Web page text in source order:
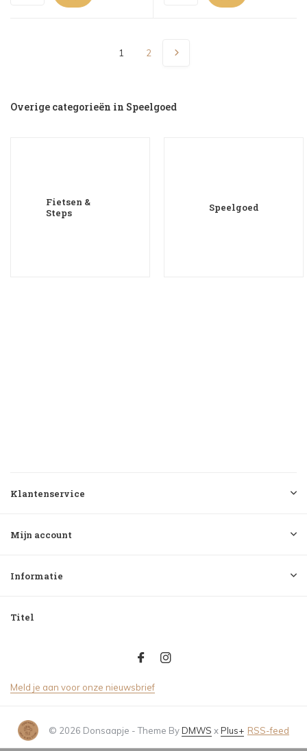
1 2
Overige categorieën in Speelgoed
Fietsen &
Steps
Speelgoed
Klantenservice
Mijn account
Informatie
Titel
Meld je aan voor onze nieuwsbrief
© 2026 Donsaapje - Theme ByDMWS xPlus+ RSS-feed